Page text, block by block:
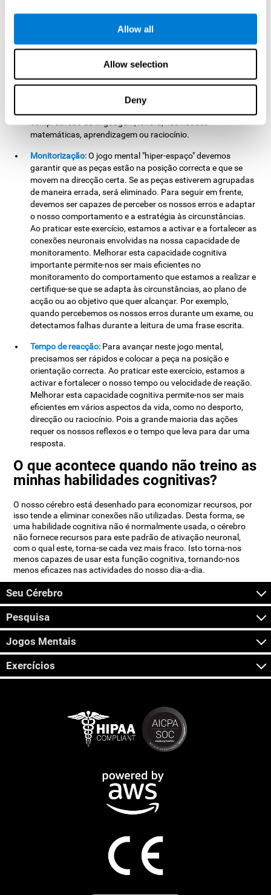
Allow all
Allow selection
Deny
os movimentos do lápis durante a escrita.
precisamos da memória de trabalho para reter e manipular
mentalmente as fichas com o fim de encaixá-las
activamos e ajudamos a fortalecer a nossa memória de
trabalho. Melhorar esta habilidade cognitiva é essencial para
compreensão da linguagem, leitura, habilidades
matemáticas, aprendizagem ou raciocínio.
Monitorização:O jogo mental "hiper-espaço" devemos
garantir que as peças estão na posição correcta e que se
movem na direcção certa. Se as peças estiverem agrupadas
de maneira errada, será eliminado. Para seguir em frente,
devemos ser capazes de perceber os nossos erros e adaptar
o nosso comportamento e a estratégia às circunstâncias.
Ao praticar este exercício, estamos a activar e a fortalecer as
conexões neuronais envolvidas na nossa capacidade de
monitoramento. Melhorar esta capacidade cognitiva
importante permite-nos ser mais eficientes no
monitoramento do comportamento que estamos a realizar e
certifique-se que se adapta às circunstâncias, ao plano de
acção ou ao objetivo que quer alcançar. Por exemplo,
quando percebemos os nossos erros durante um exame, ou
detectamos falhas durante a leitura de uma frase escrita.
Tempo de reacção: Para avançar neste jogo mental,
precisamos ser rápidos e colocar a peça na posição e
orientação correcta. Ao praticar este exercício, estamos a
activar e fortalecer o nosso tempo ou velocidade de reação.
Melhorar esta capacidade cognitiva permite-nos ser mais
eficientes em vários aspectos da vida, como no desporto,
direcção ou raciocínio. Pois a grande maioria das ações
requer os nossos reflexos e o tempo que leva para dar uma
resposta.
O que acontece quando não treino as
minhas habilidades cognitivas?
O nosso cérebro está desenhado para economizar recursos, por
isso tende a eliminar conexões não utilizadas. Desta forma, se
uma habilidade cognitiva não é normalmente usada, o cérebro
não fornece recursos para este padrão de ativação neuronal,
com o qual este, torna-se cada vez mais fraco. Isto torna-nos
menos capazes de usar esta função cognitiva, tornando-nos
menos eficazes nas actividades do nosso dia-a-dia.
Seu Cérebro
Pesquisa
Jogos Mentais
Exercícios